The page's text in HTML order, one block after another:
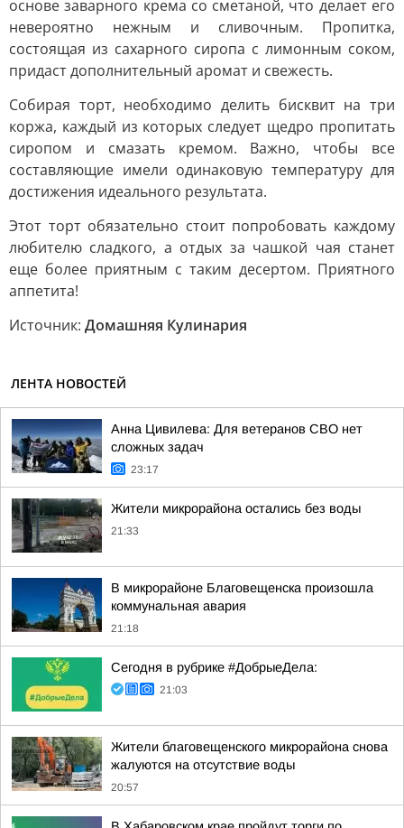
основе заварного крема со сметаной, что делает его
невероятно нежным и сливочным. Пропитка,
состоящая из сахарного сиропа с лимонным соком,
придаст дополнительный аромат и свежесть.
Собирая торт, необходимо делить бисквит на три
коржа, каждый из которых следует щедро пропитать
сиропом и смазать кремом. Важно, чтобы все
составляющие имели одинаковую температуру для
достижения идеального результата.
Этот торт обязательно стоит попробовать каждому
любителю сладкого, а отдых за чашкой чая станет
еще более приятным с таким десертом. Приятного
аппетита!
Источник: Домашняя Кулинария
ЛЕНТА НОВОСТЕЙ
Анна Цивилева: Для ветеранов СВО нет
сложных задач
23:17
Жители микрорайона остались без воды
21:33
В микрорайоне Благовещенска произошла
коммунальная авария
21:18
Сегодня в рубрике #ДобрыеДела:
21:03
Жители благовещенского микрорайона снова
жалуются на отсутствие воды
20:57